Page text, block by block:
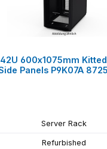
42U 600x1075mm
Panels P9K07A
Server Rack
Refurbished